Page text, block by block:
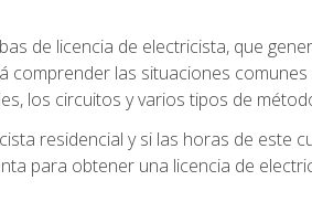
de licencia de electricista, que
comprender las situaciones
los circuitos y varios tipos de
residencial y si las horas de este
para obtener una licencia de